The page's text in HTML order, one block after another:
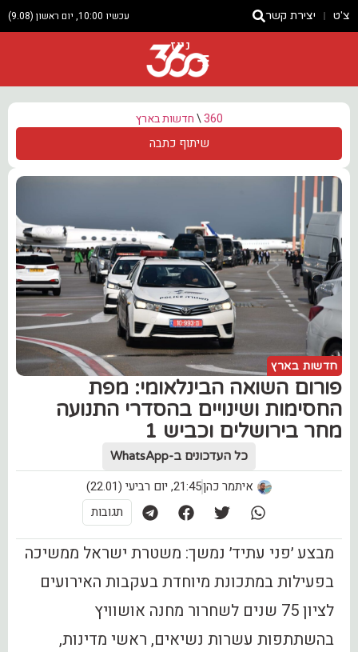
צ'ט יצירת קשר עכשיו 10:00, יום ראשון (9.08)
ניוז
360
\חדשות בארץ
שיתוף כתבה
חדשות בארץ
פורום השואה הבינלאומי: מפת
החסימות ושינויים בהסדרי התנועה
מחר בירושלים וכביש 1
כל העדכונים ב-WhatsApp
איתמר כהן21:45, יום רביעי (22.01)
תגובות
מבצע ׳פני עתיד׳ נמשך: משטרת ישראל ממשיכה
בפעילות במתכונת מיוחדת בעקבות האירועים
לציון 75 שנים לשחרור מחנה אושוויץ
בהשתתפות עשרות נשיאים, ראשי מדינות,